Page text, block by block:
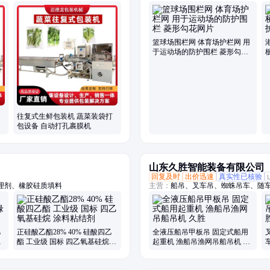
往复式生鲜包装机 蔬菜装袋打
包设备 自动打孔裹膜机
网、防落物围栏网、篮球场围栏网
税区围界
篮球场围栏网 体育场护栏网 用
于运动场的防护围栏 菱形勾花
剂、橡胶硅质填料
正硅酸乙酯28% 40% 硅酸四乙
酯 工业级 国标 四乙氧基硅烷
山东久胜智能装备有限公司
回复及时 出价迅速 真实性已核验
主营： 船吊、叉车吊、蜘蛛吊车、随
吊、吊挖一体机、三轮随车吊、履
吊、履带随车抓、下葬车、四不像
全液压船吊甲板吊 固定式船用
起重机 渔船吊渔网吊船吊机 久